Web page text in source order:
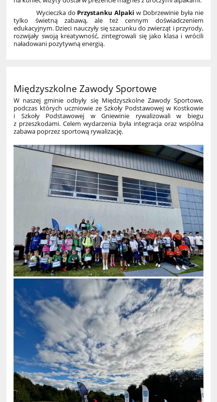
Wycieczka do Przystanku Alpaki w Dobrzewinie była nie
tylko świetną zabawą, ale też cennym doświadczeniem
edukacyjnym. Dzieci nauczyły się szacunku do zwierząt i przyrody,
rozwijały swoją kreatywność, zintegrowali się jako klasa i wrócili
naładowani pozytywną energią.
Międzyszkolne Zawody Sportowe
W naszej gminie odbyły się Międzyszkolne Zawody Sportowe,
podczas których uczniowie ze Szkoły Podstawowej w Kostkowie
i Szkoły Podstawowej w Gniewinie rywalizowali w biegu
z przeszkodami. Celem wydarzenia była integracja oraz wspólna
zabawa poprzez sportową rywalizację.